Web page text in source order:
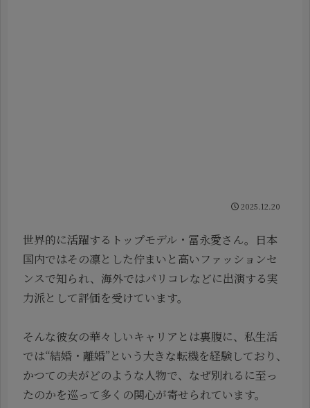
2025.12.20
世界的に活躍するトップモデル・冨永愛さん。日本
国内ではその凛とした佇まいと高いファッションセ
ンスで知られ、海外ではパリコレなどに出演する実
力派として評価を受けています。
そんな彼女の華々しいキャリアとは裏腹に、私生活
では“結婚・離婚”という大きな転機を経験しており、
かつての夫がどのような人物で、なぜ別れるに至っ
たのかを巡って多くの関心が寄せられています。